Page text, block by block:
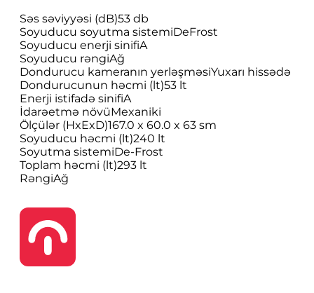
Səs səviyyəsi (dB)53 db
Soyuducu soyutma sistemiDeFrost
Soyuducu enerji sinifiA
Soyuducu rəngiAğ
Dondurucu kameranın yerləşməsiYuxarı hissədə
Dondurucunun həcmi (lt)53 lt
Enerji istifadə sinifiA
İdarəetmə növüMexaniki
Ölçülər (HxExD)167.0 x 60.0 x 63 sm
Soyuducu həcmi (lt)240 lt
Soyutma sistemiDe-Frost
Toplam həcmi (lt)293 lt
RəngiAğ